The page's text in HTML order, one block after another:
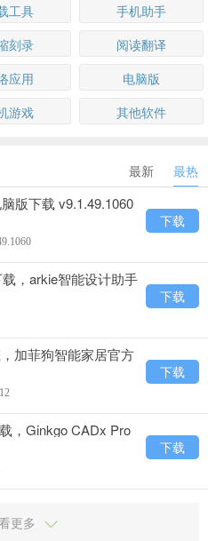
工具
手机助手
刻录
阅读翻译
应用
电脑版
游戏 其他软件
最新 最热
版下载 v9.1.49.1060
下载
，arkie智能设计助手
下载
加菲狗智能家居官方
下载
，Ginkgo CADx Pro
下载
更多